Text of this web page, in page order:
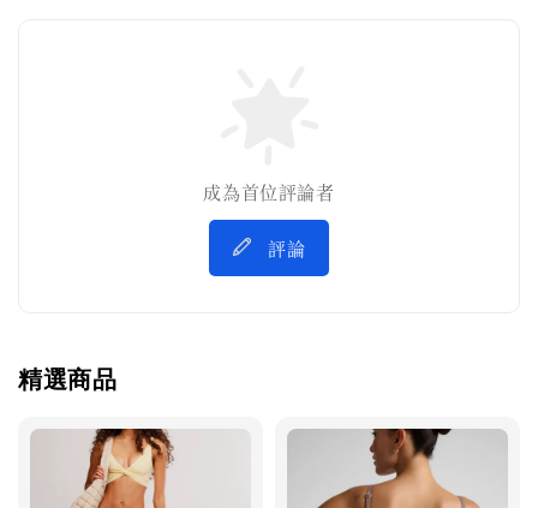
成為首位評論者
評論
精選商品